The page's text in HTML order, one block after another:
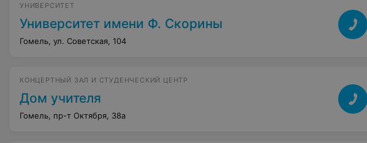
УНИВЕРСИТЕТ
Университет имени Ф. Скорины
Гомель, ул. Советская, 104
КОНЦЕРТНЫЙ ЗАЛ И СТУДЕНЧЕСКИЙ ЦЕНТР
Дом учителя
Гомель, пр-т Октября, 38а